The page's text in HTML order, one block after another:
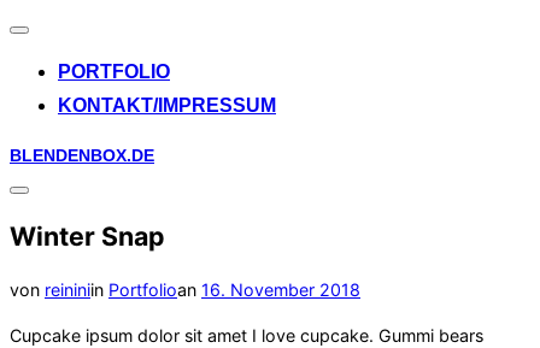
Navigation
PORTFOLIO
KONTAKT/IMPRESSUM
Zum
Inhalt
BLENDENBOX.DE
Seitenleiste
Navigation
Winter Snap
von reininiin Portfolioan Veröffentlicht
16. November 2018
Cupcake ipsum dolor sit amet I love cupcake. Gummi bears